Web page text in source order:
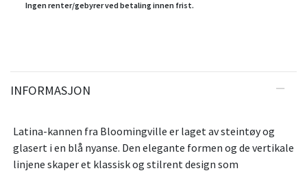
Ingen renter/gebyrer ved betaling innen frist.
INFORMASJON
Latina-kannen fra Bloomingville er laget av steintøy og
glasert i en blå nyanse. Den elegante formen og de vertikale
linjene skaper et klassisk og stilrent design som